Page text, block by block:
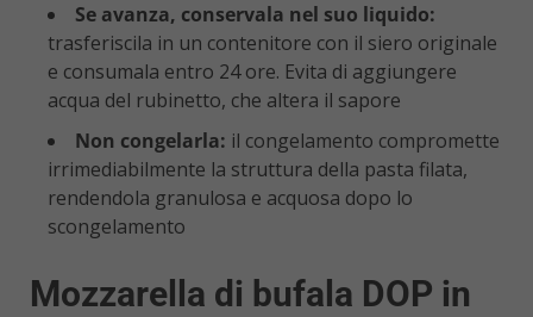
Se avanza, conservala nel suo liquido:
trasferiscila in un contenitore con il siero originale
e consumala entro 24 ore. Evita di aggiungere
acqua del rubinetto, che altera il sapore
Non congelarla: il congelamento compromette
irrimediabilmente la struttura della pasta filata,
rendendola granulosa e acquosa dopo lo
scongelamento
Mozzarella di bufala DOP in